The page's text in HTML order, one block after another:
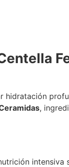
hidratación
,
intensiva